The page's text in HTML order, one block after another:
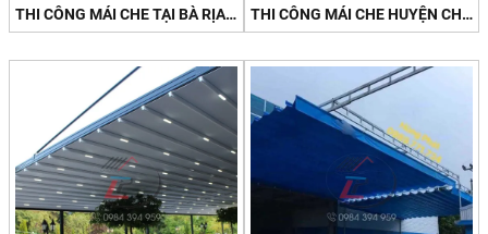
THI CÔNG MÁI CHE TẠI BÀ RỊA VŨNG TÀU THI CÔNG MÁI CHE HUYỆN CHÂU ĐỨC